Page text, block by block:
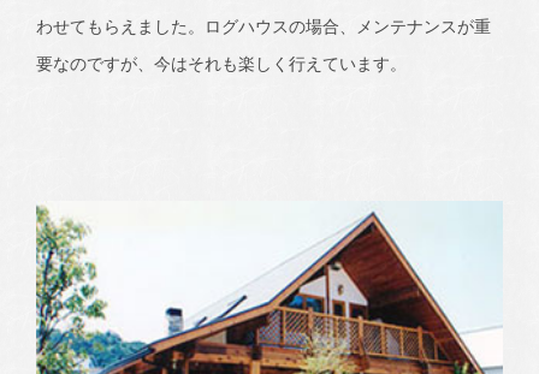
わせてもらえました。ログハウスの場合、メンテナンスが重
要なのですが、今はそれも楽しく行えています。